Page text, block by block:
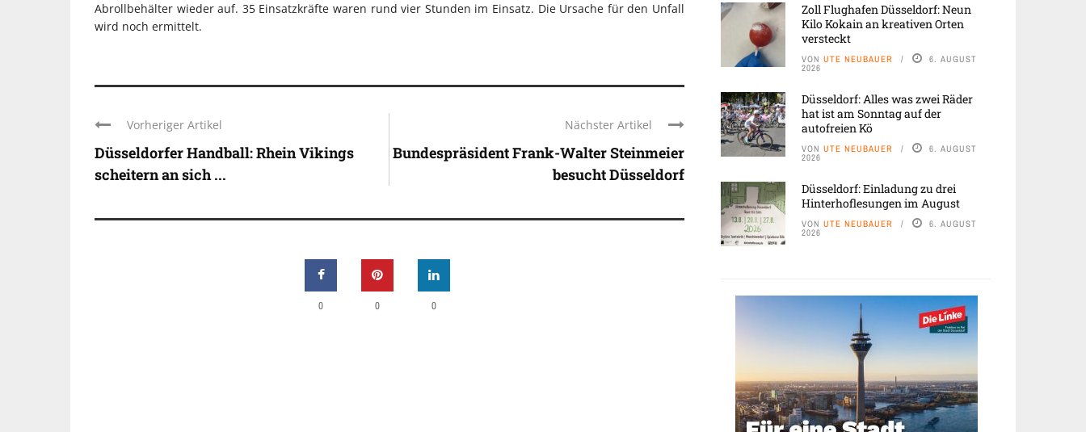
Abrollbehälter wieder auf. 35 Einsatzkräfte waren rund vier Stunden im Einsatz. Die Ursache für den Unfall
wird noch ermittelt.
Vorheriger Artikel
Düsseldorfer Handball: Rhein Vikings
scheitern an sich ...
Nächster Artikel
Bundespräsident Frank-Walter Steinmeier
besucht Düsseldorf
0 0 0
Zoll Flughafen Düsseldorf: Neun
Kilo Kokain an kreativen Orten
versteckt
VON UTE NEUBAUER 6. AUGUST
2026
Düsseldorf: Alles was zwei Räder
hat ist am Sonntag auf der
autofreien Kö
VON UTE NEUBAUER 6. AUGUST
2026
Düsseldorf: Einladung zu drei
Hinterhoflesungen im August
VON UTE NEUBAUER 6. AUGUST
2026